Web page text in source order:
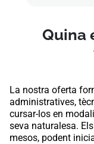
Quina
La nostra oferta
administratives,
cursar-los en
seva naturalesa.
mesos, podent